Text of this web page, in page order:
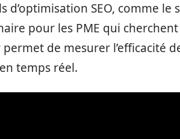
SEO, comme le
pour les PME qui cherchent
de mesurer l’efficacité
temps réel.